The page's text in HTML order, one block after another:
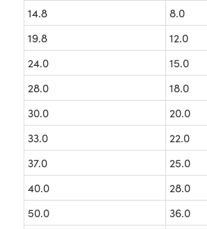
14.8 8.0
19.8
12.0
24.0
15.0
28.0
18.0
30.0
20.0
33.0
22.0
37.0
25.0
40.0
28.0
50.0
36.0